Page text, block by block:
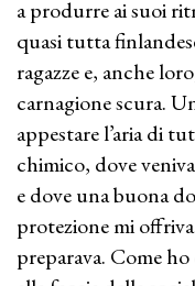
a produrre ai suoi
quasi tutta
ragazze e, anche
carnagione scura.
appestare l’aria di
chimico, dove
e dove una buona
protezione mi offriva
preparava. Come